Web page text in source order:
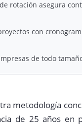
rotación asegura
con
de todo
metodología
de 25 años en